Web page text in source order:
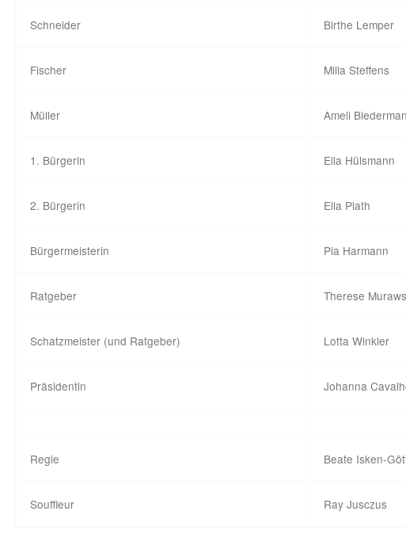
Schneider Birthe Lemper
Fischer Milla Steffens
Müller Ameli
1. Bürgerin Ella Hülsmann
2. Bürgerin Ella Plath
Bürgermeisterin Pia Harmann
Ratgeber Therese
Schatzmeister (und Ratgeber) Lotta Winkler
Präsidentin Johanna
Regie Beate Isken-
Souffleur Ray Jusczus